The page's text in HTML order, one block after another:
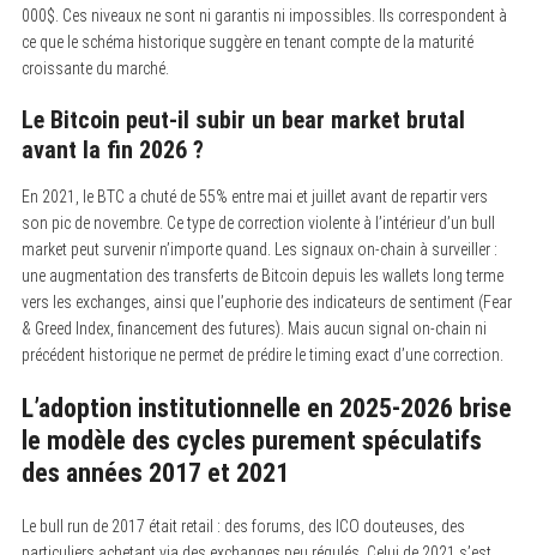
000$. Ces niveaux ne sont ni garantis ni impossibles. Ils correspondent à
ce que le schéma historique suggère en tenant compte de la maturité
croissante du marché.
Le Bitcoin peut-il subir un bear market brutal
avant la fin 2026 ?
En 2021, le BTC a chuté de 55% entre mai et juillet avant de repartir vers
son pic de novembre. Ce type de correction violente à l’intérieur d’un bull
market peut survenir n’importe quand. Les signaux on-chain à surveiller :
une augmentation des transferts de Bitcoin depuis les wallets long terme
vers les exchanges, ainsi que l’euphorie des indicateurs de sentiment (Fear
& Greed Index, financement des futures). Mais aucun signal on-chain ni
précédent historique ne permet de prédire le timing exact d’une correction.
L’adoption institutionnelle en 2025-2026 brise
le modèle des cycles purement spéculatifs
des années 2017 et 2021
Le bull run de 2017 était retail : des forums, des ICO douteuses, des